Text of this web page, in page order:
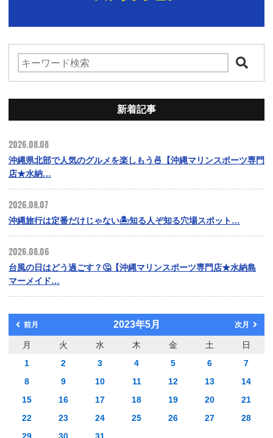
新着記事
2026.08.08
沖縄県北部で人気のグルメを楽しもう🍜【沖縄マリンスポーツ専門
店★水納…
2026.08.07
沖縄旅行は定番だけじゃない🏝️知る人ぞ知る穴場スポット…
2026.08.06
台風の日はどう過ごす？🤔【沖縄マリンスポーツ専門店★水納島
マーメイド…
前月 2023年5月 次月
月 火 水 木 金 土
日
1
2 3 4 5 6
7
8
9 10 11 12 13
14
15
16 17 18 19 20
21
22
23 24 25 26 27
28
29
30 31